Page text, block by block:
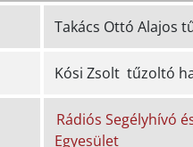
Takács Ottó Alajos
Kósi Zsolt tűzoltó
Rádiós Segélyhívó
Egyesület